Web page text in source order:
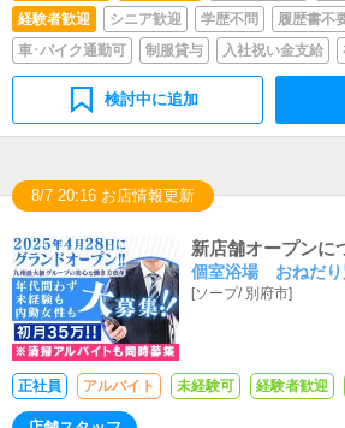
経験者歓迎
シニア歓迎 学歴不問 履歴書不
車･バイク通勤可
制服貸与 入社祝い金支給
検討中に追加
8/7 20:16 お店情報更新
新店舗オープン
個室浴場 おねだり
[ソープ/ 別府市]
正社員 アルバイト 未経験可 経験者歓迎